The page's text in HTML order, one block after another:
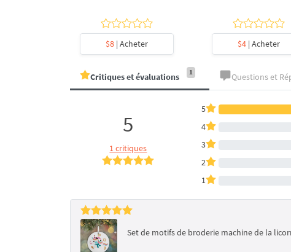
$8 | Acheter $4 | Acheter
Critiques et évaluations 1 Questions et
5
1 critiques
5
4
3
2
1
Set de motifs de broderie machine de la